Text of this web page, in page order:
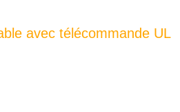
avec télécommande UL